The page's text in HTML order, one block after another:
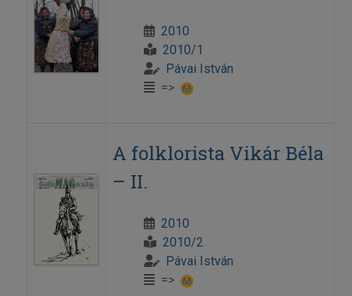
2010
2010/1
Pávai István
=>
A folklorista Vikár Béla
– II.
2010
2010/2
Pávai István
=>